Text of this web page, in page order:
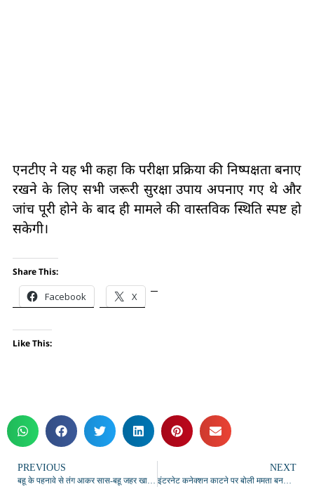
एनटीए ने यह भी कहा कि परीक्षा प्रक्रिया की निष्पक्षता बनाए
रखने के लिए सभी जरूरी सुरक्षा उपाय अपनाए गए थे और
जांच पूरी होने के बाद ही मामले की वास्तविक स्थिति स्पष्ट हो
सकेगी।
Share This:
Facebook X
Like This:
PREVIOUS
बहू के पहनावे से तंग आकर सास-बहू जहर खाकर दी जान, पब-बार जाने की शौकिन थी बहू
NEXT
इंटरनेट कनेक्शन काटने पर बोली ममता बनर्जी – “2-3 दिन तक कोई कॉल या मैसेज नहीं आया”